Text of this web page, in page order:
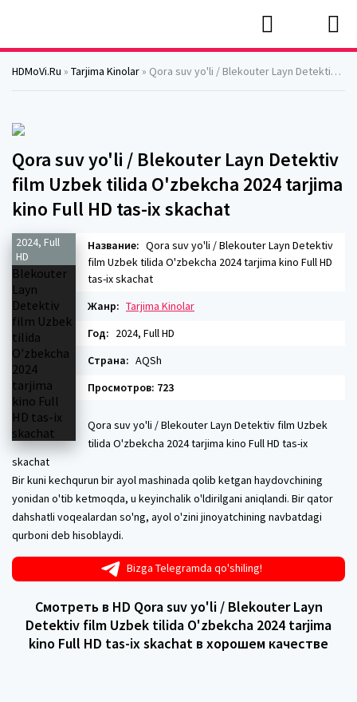
HDMoVi.Ru » Tarjima Kinolar » Qora suv yo'li / Blekouter Layn Detektiv film Uzbek tilida O'zbekcha 2024 tarjima kino Full HD tas-ix skachat
Qora suv yo'li / Blekouter Layn Detektiv
film Uzbek tilida O'zbekcha 2024 tarjima
kino Full HD tas-ix skachat
2024, Full
HD
Название: Qora suv yo'li / Blekouter Layn Detektiv
film Uzbek tilida O'zbekcha 2024 tarjima kino Full HD
tas-ix skachat
Жанр: Tarjima Kinolar
Год: 2024, Full HD
Страна: AQSh
Просмотров: 723
Qora suv yo'li / Blekouter Layn Detektiv film Uzbek
tilida O'zbekcha 2024 tarjima kino Full HD tas-ix
skachat
Bir kuni kechqurun bir ayol mashinada qolib ketgan haydovchining
yonidan o'tib ketmoqda, u keyinchalik o'ldirilgani aniqlandi. Bir qator
dahshatli voqealardan so'ng, ayol o'zini jinoyatchining navbatdagi
qurboni deb hisoblaydi.
Bizga Telegramda qo'shiling!
Смотреть в HD Qora suv yo'li / Blekouter Layn
Detektiv film Uzbek tilida O'zbekcha 2024 tarjima
kino Full HD tas-ix skachat в хорошем качестве